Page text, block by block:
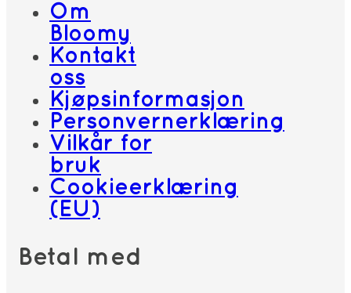
Om
Bloomy
Kontakt
oss
Kjøpsinformasjon
Personvernerklæring
Vilkår for
bruk
Cookieerklæring
(EU)
Betal med